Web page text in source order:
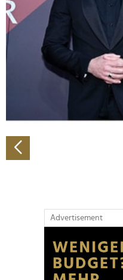
Wir verwenden Cookies,
personalisieren,
zu können und die
analysieren. Außerdem
Verwendung unserer
soziale Medien,
Partner führen diese
weiteren Daten
gesammelt haben.
Advertisement